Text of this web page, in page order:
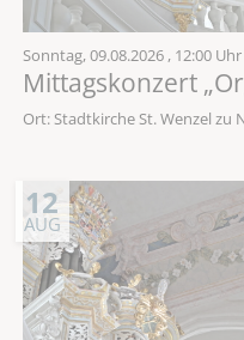
Sonntag,09.08.2026 , 12:00 Uhr
Mittagskonzert
Ort: Stadtkirche St. Wenzel zu
12
AUG